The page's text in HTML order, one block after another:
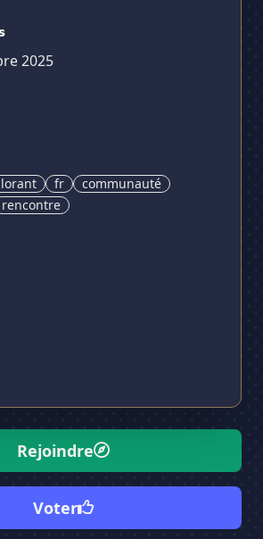
2025
fr
communauté
rencontre
Rejoindre
Voter